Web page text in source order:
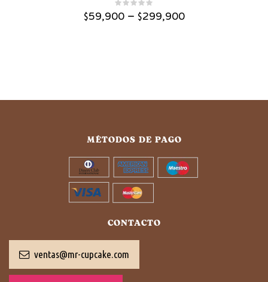
$59,900– $299,900
MÉTODOS DE PAGO
CONTACTO
ventas@mr-cupcake.com